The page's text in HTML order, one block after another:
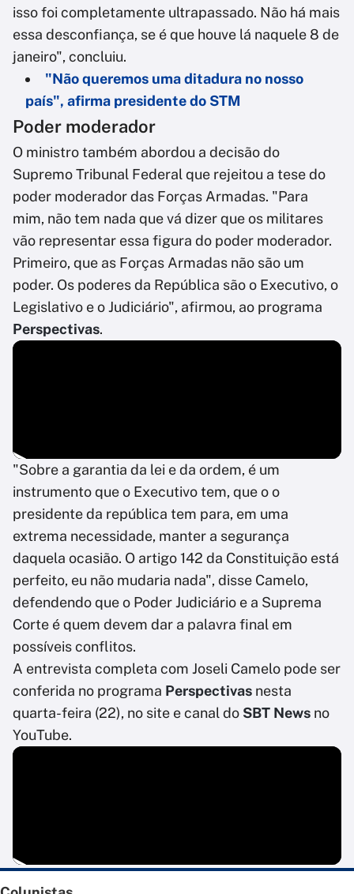
isso foi completamente ultrapassado. Não há mais
essa desconfiança, se é que houve lá naquele 8 de
janeiro", concluiu.
"Não queremos uma ditadura no nosso
país", afirma presidente do STM
Poder moderador
O ministro também abordou a decisão do
Supremo Tribunal Federal que rejeitou a tese do
poder moderador das Forças Armadas. "Para
mim, não tem nada que vá dizer que os militares
vão representar essa figura do poder moderador.
Primeiro, que as Forças Armadas não são um
poder. Os poderes da República são o Executivo, o
Legislativo e o Judiciário", afirmou, ao programa
Perspectivas.
"Sobre a garantia da lei e da ordem, é um
instrumento que o Executivo tem, que o o
presidente da república tem para, em uma
extrema necessidade, manter a segurança
daquela ocasião. O artigo 142 da Constituição está
perfeito, eu não mudaria nada", disse Camelo,
defendendo que o Poder Judiciário e a Suprema
Corte é quem devem dar a palavra final em
possíveis conflitos.
A entrevista completa com Joseli Camelo pode ser
conferida no programa Perspectivas nesta
quarta-feira (22), no site e canal do SBT News no
YouTube.